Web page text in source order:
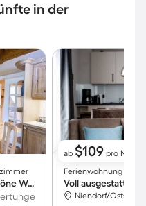
in der
Kinderfreundliche wunderschöne Wohnung
ab $109 pro Nacht
Ferienwohnung ∙ 3